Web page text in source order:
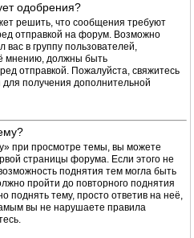
одобрения?
решить, что сообщения требуют
отправкой на форум. Возможно
вас в группу пользователей,
мнению, должны быть
отправкой. Пожалуйста, свяжитесь
получения дополнительной
при просмотре темы, вы можете
страницы форума. Если этого не
поднятия тем могла быть
пройти до повторного поднятия
тему, просто ответив на неё,
вы не нарушаете правила